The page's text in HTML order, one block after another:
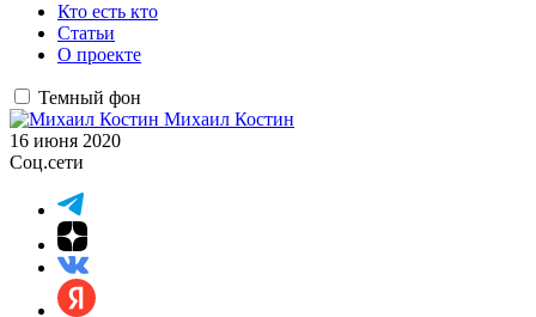
Кто есть кто
Статьи
О проекте
Темный фон
Михаил Костин
16 июня 2020
Соц.сети